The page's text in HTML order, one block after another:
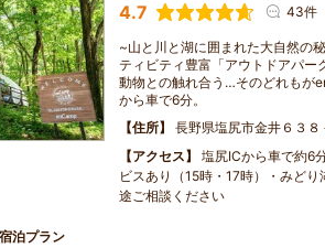
4.7 43件
~山と川と湖に囲まれた大自然の
ティビティ豊富「アウトドアパー
動物との触れ合う…そのどれもが
から車で6分。
住所
長野県塩尻市金井６３８
アクセス
塩尻ICから車で約6
ビスあり（15時・17時）・みど
途ご相談ください
泊プラン